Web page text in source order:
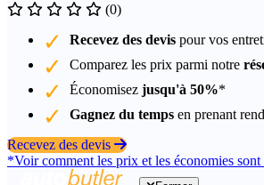
(0)
Recevez des devis pour vos
Comparez les prix parmi notre
Économisez jusqu'à 50%*
Gagnez du temps en prenant
Recevez des devis
*Voir comment les prix et les économies sont